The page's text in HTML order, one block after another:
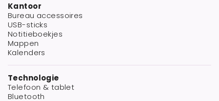
Kantoor
Bureau accessoires
USB-sticks
Notitieboekjes
Mappen
Kalenders
Technologie
Telefoon & tablet
Bluetooth